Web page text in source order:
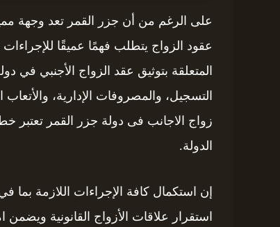
على الرغم من أن جزر القمر تعد وجهة
عقود الزواج يتطلب فهمًا عميقًا للإجراءات
المتعلقة بتوثيق عقد الزواج الأجنبي
التسجيل، والمصروفات الإدارية، والأتعاب
زواج الاجانب فى دولة جزر القمر تعتبر
الدولة.
إن استكمال كافة الإجراءات اللازمة
استقرار علاقات الأزواج القانونية ويضمن